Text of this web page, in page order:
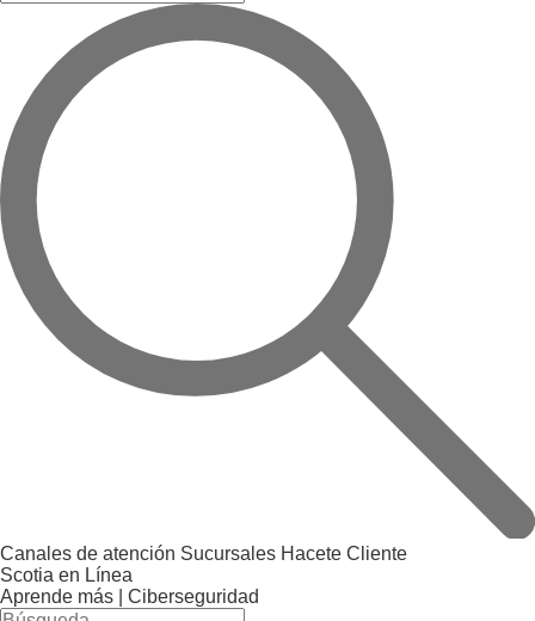
Canales de atención Sucursales Hacete Cliente
Scotia en Línea
Aprende más |
Ciberseguridad